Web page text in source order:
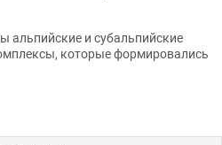
альпийские и субальпийские
которые формировались